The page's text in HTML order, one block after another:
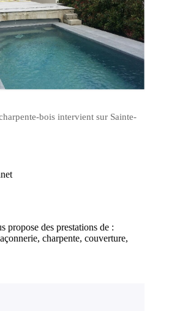
bois intervient sur Sainte-
propose des prestations de :
charpente, couverture,